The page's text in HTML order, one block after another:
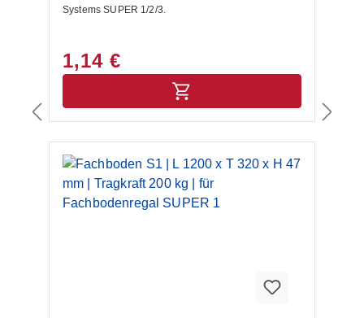
Systems SUPER 1/2/3.
1,14 €